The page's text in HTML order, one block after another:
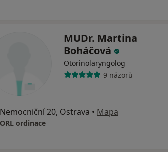
MUDr. Martina
Boháčová
Otorinolaryngolog
9 názorů
Nemocniční 20, Ostrava • Mapa
ORL ordinace